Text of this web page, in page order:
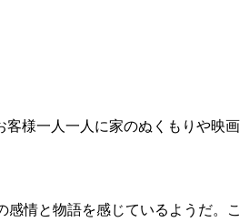
様一人一人に家のぬくもりや映画
情と物語を感じているようだ。こ